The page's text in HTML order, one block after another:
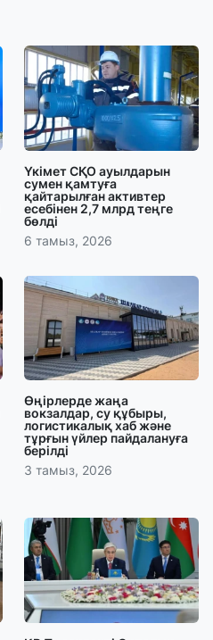
Үкімет СҚО ауылдарын
сумен қамтуға
қайтарылған активтер
есебінен 2,7 млрд теңге
бөлді
6 тамыз, 2026
Өңірлерде жаңа
вокзалдар, су құбыры,
логистикалық хаб және
тұрғын үйлер пайдалануға
берілді
3 тамыз, 2026